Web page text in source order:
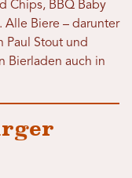
Chips, BBQ Baby
Alle Biere – darunter
Paul Stout und
Bierladen auch in